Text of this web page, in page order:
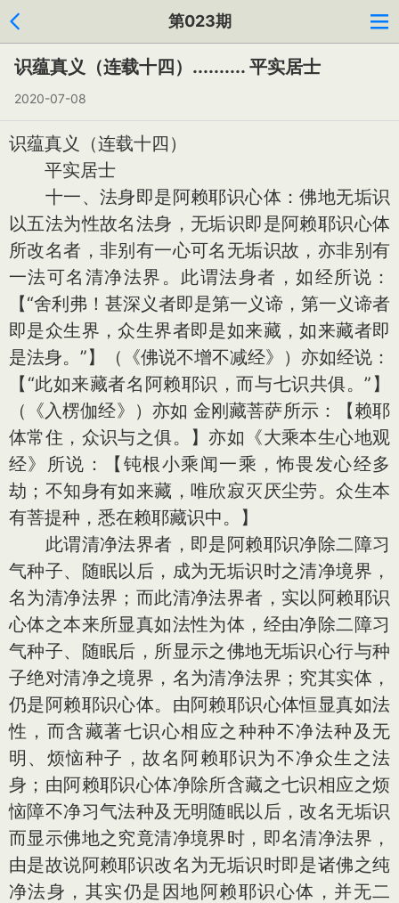
第023期
识蕴真义（连载十四）.......... 平实居士
2020-07-08
识蕴真义（连载十四）
平实居士
十一、法身即是阿赖耶识心体：佛地无垢识
以五法为性故名法身，无垢识即是阿赖耶识心体
所改名者，非别有一心可名无垢识故，亦非别有
一法可名清净法界。此谓法身者，如经所说：
【“舍利弗！甚深义者即是第一义谛，第一义谛者
即是众生界，众生界者即是如来藏，如来藏者即
是法身。”】（《佛说不增不减经》）亦如经说：
【“此如来藏者名阿赖耶识，而与七识共俱。”】
（《入楞伽经》）亦如 金刚藏菩萨所示：【赖耶
体常住，众识与之俱。】亦如《大乘本生心地观
经》所说：【钝根小乘闻一乘，怖畏发心经多
劫；不知身有如来藏，唯欣寂灭厌尘劳。众生本
有菩提种，悉在赖耶藏识中。】
此谓清净法界者，即是阿赖耶识净除二障习
气种子、随眠以后，成为无垢识时之清净境界，
名为清净法界；而此清净法界者，实以阿赖耶识
心体之本来所显真如法性为体，经由净除二障习
气种子、随眠后，所显示之佛地无垢识心行与种
子绝对清净之境界，名为清净法界；究其实体，
仍是阿赖耶识心体。由阿赖耶识心体恒显真如法
性，而含藏著七识心相应之种种不净法种及无
明、烦恼种子，故名阿赖耶识为不净众生之法
身；由阿赖耶识心体净除所含藏之七识相应之烦
恼障不净习气法种及无明随眠以后，改名无垢识
而显示佛地之究竟清净境界时，即名清净法界，
由是故说阿赖耶识改名为无垢识时即是诸佛之纯
净法身，其实仍是因地阿赖耶识心体，并无二